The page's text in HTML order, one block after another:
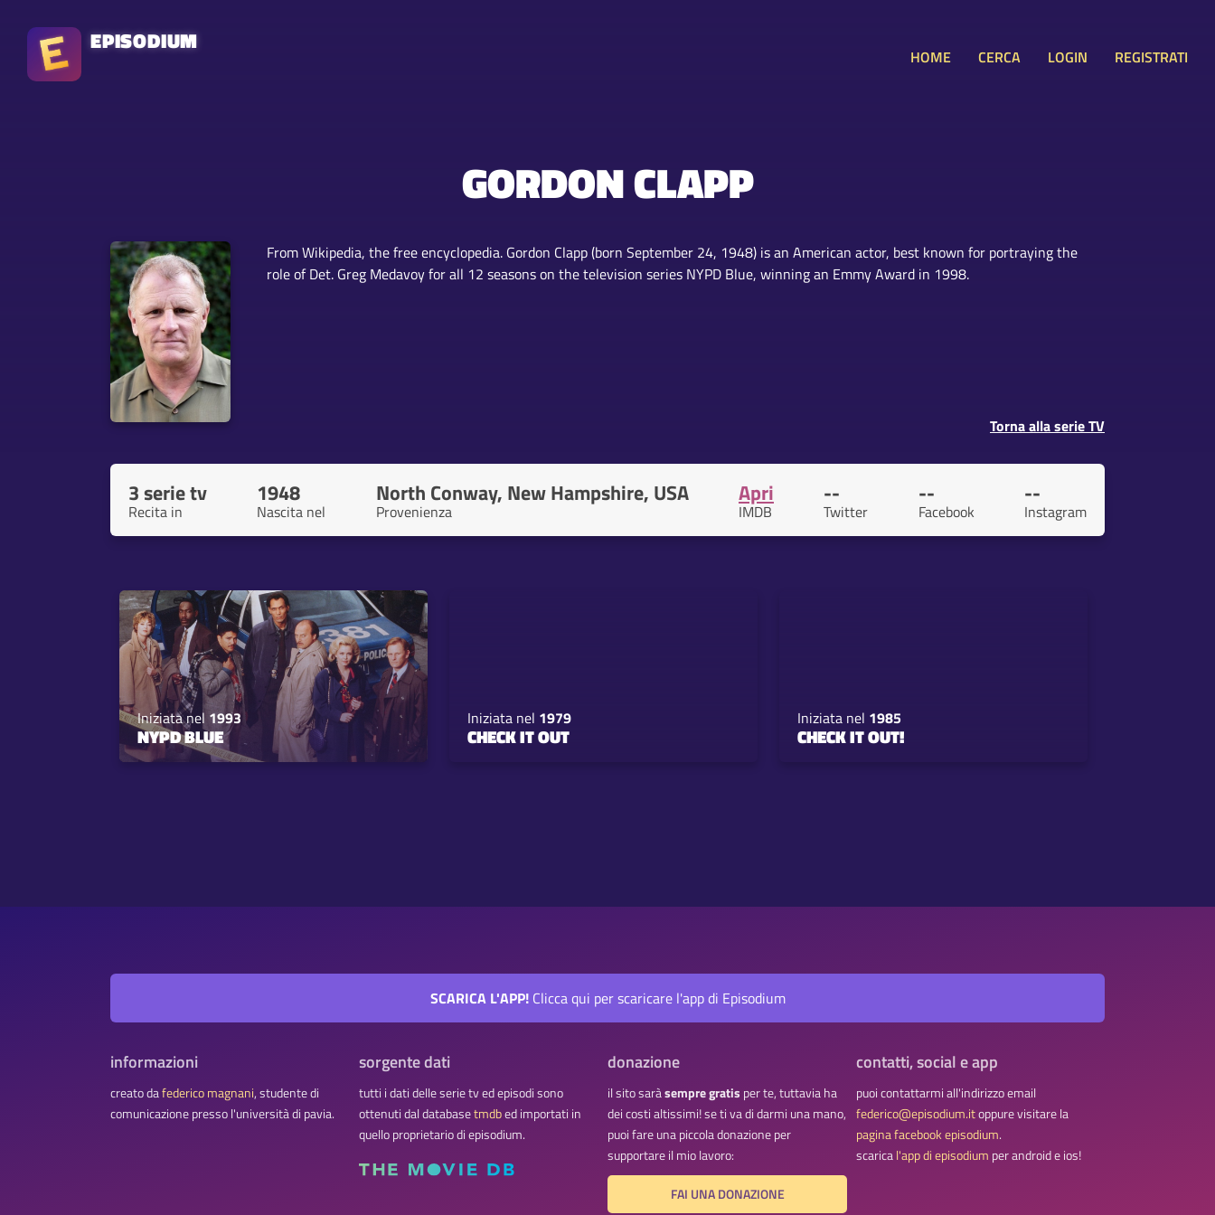
EPISODIUM
HOME CERCA LOGIN REGISTRATI
GORDON CLAPP
From Wikipedia, the free encyclopedia. Gordon Clapp (born September 24, 1948) is an American actor, best known for portraying the
role of Det. Greg Medavoy for all 12 seasons on the television series NYPD Blue, winning an Emmy Award in 1998.
Torna alla serie TV
3 serie tv
Recita in
1948
Nascita nel
North Conway, New Hampshire, USA
Provenienza
Apri
IMDB
--
Twitter
--
Facebook
--
Instagram
Iniziata nel 1993
NYPD BLUE
Iniziata nel 1979
CHECK IT OUT
Iniziata nel 1985
CHECK IT OUT!
SCARICA L'APP!Clicca qui per scaricare l'app di Episodium
informazioni
creato dafederico magnani, studente di
comunicazione presso l'università di pavia.
sorgente dati
tutti i dati delle serie tv ed episodi sono
ottenuti dal databasetmdbed importati in
quello proprietario di episodium.
donazione
il sito saràsempre gratis per te, tuttavia ha
dei costi altissimi! se ti va di darmi una mano,
puoi fare una piccola donazione per
supportare il mio lavoro:
FAI UNA DONAZIONE
contatti, social e app
puoi contattarmi all'indirizzo email
federico@episodium.itoppure visitare la
pagina facebook episodium.
scarical'app di episodium per android e ios!